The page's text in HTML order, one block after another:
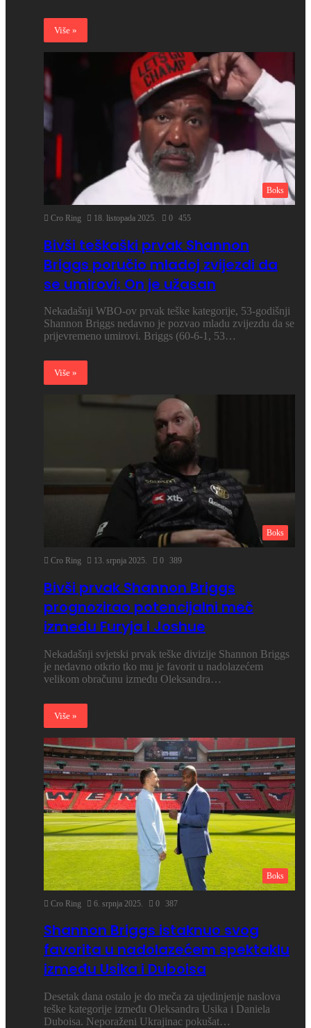
Više »
Boks
Cro Ring 18. listopada 2025. 0 455
Bivši teškaški prvak Shannon
Briggs poručio mladoj zvijezdi da
se umirovi: On je užasan
Nekadašnji WBO-ov prvak teške kategorije, 53-godišnji
Shannon Briggs nedavno je pozvao mladu zvijezdu da se
prijevremeno umirovi. Briggs (60-6-1, 53…
Više »
Boks
Cro Ring 13. srpnja 2025. 0 389
Bivši prvak Shannon Briggs
prognozirao potencijalni meč
između Furyja i Joshue
Nekadašnji svjetski prvak teške divizije Shannon Briggs
je nedavno otkrio tko mu je favorit u nadolazećem
velikom obračunu između Oleksandra…
Više »
Boks
Cro Ring 6. srpnja 2025. 0 387
Shannon Briggs istaknuo svog
favorita u nadolazećem spektaklu
između Usika i Duboisa
Desetak dana ostalo je do meča za ujedinjenje naslova
teške kategorije između Oleksandra Usika i Daniela
Duboisa. Neporaženi Ukrajinac pokušat…